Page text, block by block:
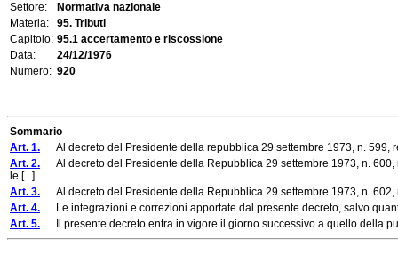
Settore:
Normativa nazionale
Materia:
95. Tributi
Capitolo: 95.1 accertamento e riscossione
Data:
24/12/1976
Numero: 920
Sommario
Art. 1. Al decreto del Presidente della repubblica 29 settembre 1973, n. 599,
Art. 2. Al decreto del Presidente della Repubblica 29 settembre 1973, n.
le [...]
Art. 3. Al decreto del Presidente della Repubblica 29 settembre 1973, n.
Art. 4. Le integrazioni e correzioni apportate dal presente decreto, salvo
Art. 5. Il presente decreto entra in vigore il giorno successivo a quello della